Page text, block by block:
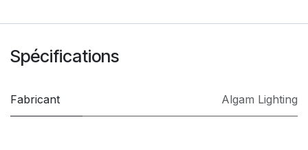
Spécifications
Fabricant Algam Lighting